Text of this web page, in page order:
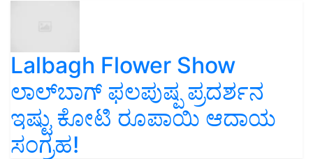
Lalbagh Flower Show
ಲಾಲ್‌ಬಾಗ್ ಫಲಪುಷ್ಪ ಪ್ರದರ್ಶನ
ಇಷ್ಟು ಕೋಟಿ ರೂಪಾಯಿ ಆದಾಯ
ಸಂಗ್ರಹ!